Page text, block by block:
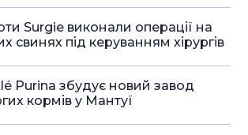
Surgie виконали операції на
свинях під керуванням хірургів
Purina збудує новий завод
кормів у Мантуї